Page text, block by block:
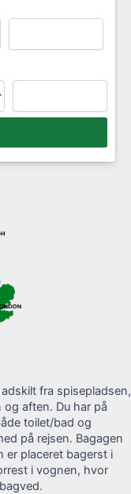
fra spisepladsen,
aften. Du har på
toilet/bad og
på rejsen. Bagagen
er placeret bagerst i
i vognen, hvor